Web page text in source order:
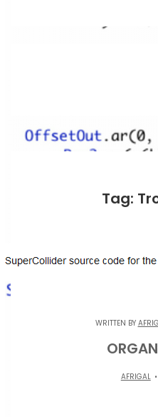
Tag:
WRITTEN BY
AFRIGAL